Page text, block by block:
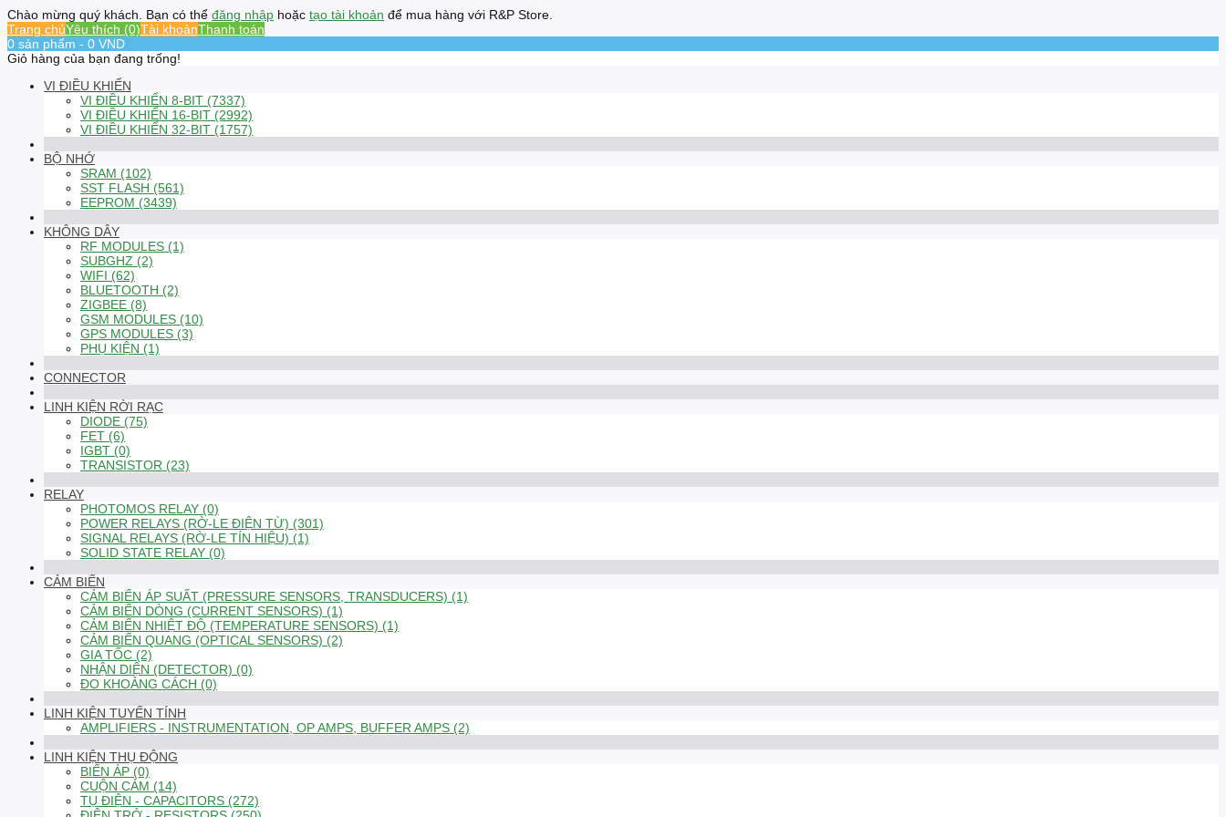
Chào mừng quý khách. Bạn có thể đăng nhập hoặc tạo tài khoản để mua hàng với R&P Store.
Trang chủYêu thích (0)Tài khoảnThanh toán
0 sản phẩm - 0 VND
Giỏ hàng của bạn đang trống!
VI ĐIỀU KHIỂN
VI ĐIỀU KHIỂN 8-BIT (7337)
VI ĐIỀU KHIỂN 16-BIT (2992)
VI ĐIỀU KHIỂN 32-BIT (1757)
BỘ NHỚ
SRAM (102)
SST FLASH (561)
EEPROM (3439)
KHÔNG DÂY
RF MODULES (1)
SUBGHZ (2)
WIFI (62)
BLUETOOTH (2)
ZIGBEE (8)
GSM MODULES (10)
GPS MODULES (3)
PHỤ KIỆN (1)
CONNECTOR
LINH KIỆN RỜI RẠC
DIODE (75)
FET (6)
IGBT (0)
TRANSISTOR (23)
RELAY
PHOTOMOS RELAY (0)
POWER RELAYS (RỜ-LE ĐIỆN TỪ) (301)
SIGNAL RELAYS (RỜ-LE TÍN HIỆU) (1)
SOLID STATE RELAY (0)
CẢM BIẾN
CẢM BIẾN ÁP SUẤT (PRESSURE SENSORS, TRANSDUCERS) (1)
CẢM BIẾN DÒNG (CURRENT SENSORS) (1)
CẢM BIẾN NHIỆT ĐỘ (TEMPERATURE SENSORS) (1)
CẢM BIẾN QUANG (OPTICAL SENSORS) (2)
GIA TỐC (2)
NHẬN DIỆN (DETECTOR) (0)
ĐO KHOẢNG CÁCH (0)
LINH KIỆN TUYẾN TÍNH
AMPLIFIERS - INSTRUMENTATION, OP AMPS, BUFFER AMPS (2)
LINH KIỆN THỤ ĐỘNG
BIẾN ÁP (0)
CUỘN CẢM (14)
TỤ ĐIỆN - CAPACITORS (272)